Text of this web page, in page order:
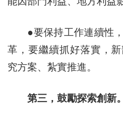
●要保持工作連續性，
革，要繼續抓好落實，
究方案、紮實推進。
第三，鼓勵探索創新。